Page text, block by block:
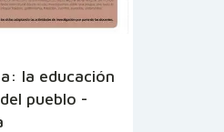
la educación
pueblo -